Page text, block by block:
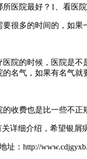
所医院最好？1、看医
很多的时间的，如果
医院的时候，医院是
名气，如果有名气就
收费也是比一些不正
关详细介绍，希望银
址：http://